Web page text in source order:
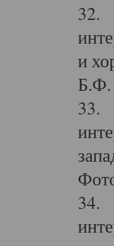
32.
и
Б.Ф.
33.
34.